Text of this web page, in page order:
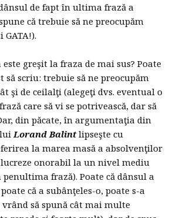
de fapt în ultima frază a
că trebuie să ne preocupăm
GATA!).
este greşit la fraza de mai sus? Poate
să scriu: trebuie să ne preocupăm
şi de ceilalţi (alegeţi dvs. eventual o
care să vi se potrivească, dar să
din păcate, în argumentaţia din
luiLorand Balintlipseşte cu
la marea masă a absolvenţilor
lucreze onorabil la un nivel mediu
frază). Poate că dânsul a
că a subânţeles-o, poate s-a
să spună cât mai multe